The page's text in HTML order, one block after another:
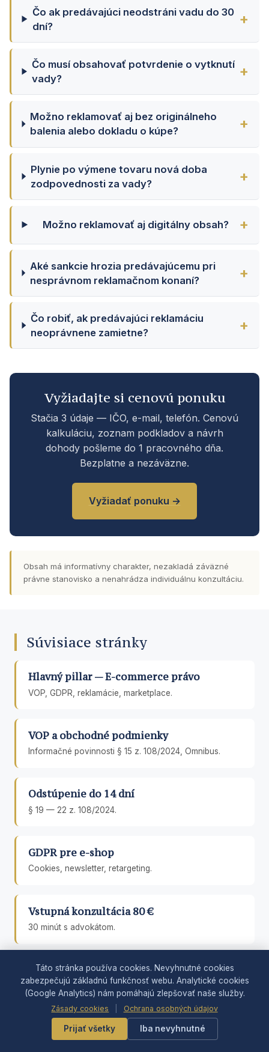
Čo ak predávajúci neodstráni vadu do 30
dní?
Čo musí obsahovať potvrdenie o vytknutí
vady?
Možno reklamovať aj bez originálneho
balenia alebo dokladu o kúpe?
Plynie po výmene tovaru nová doba
zodpovednosti za vady?
Možno reklamovať aj digitálny obsah?
Aké sankcie hrozia predávajúcemu pri
nesprávnom reklamačnom konaní?
Čo robiť, ak predávajúci reklamáciu
neoprávnene zamietne?
Vyžiadajte si cenovú ponuku
Stačia 3 údaje — IČO, e-mail, telefón. Cenovú
kalkuláciu, zoznam podkladov a návrh
dohody pošleme do 1 pracovného dňa.
Bezplatne a nezáväzne.
Vyžiadať ponuku →
Obsah má informatívny charakter, nezakladá záväzné
právne stanovisko a nenahrádza individuálnu konzultáciu.
Súvisiace stránky
Hlavný pillar — E-commerce právo
VOP, GDPR, reklamácie, marketplace.
VOP a obchodné podmienky
Informačné povinnosti § 15 z. 108/2024, Omnibus.
Odstúpenie do 14 dní
§ 19 — 22 z. 108/2024.
GDPR pre e-shop
Cookies, newsletter, retargeting.
Vstupná konzultácia 80 €
30 minút s advokátom.
Kancelária
Rýchly kontakt
Táto stránka používa cookies. Nevyhnutné cookies
zabezpečujú základnú funkčnosť webu. Analytické cookies
(Google Analytics) nám pomáhajú zlepšovať naše služby.
Zásady cookies Ochrana osobných údajov
Prijať všetky Iba nevyhnutné